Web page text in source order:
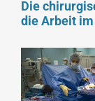
Die
die Arbeit
grösseres
Bild